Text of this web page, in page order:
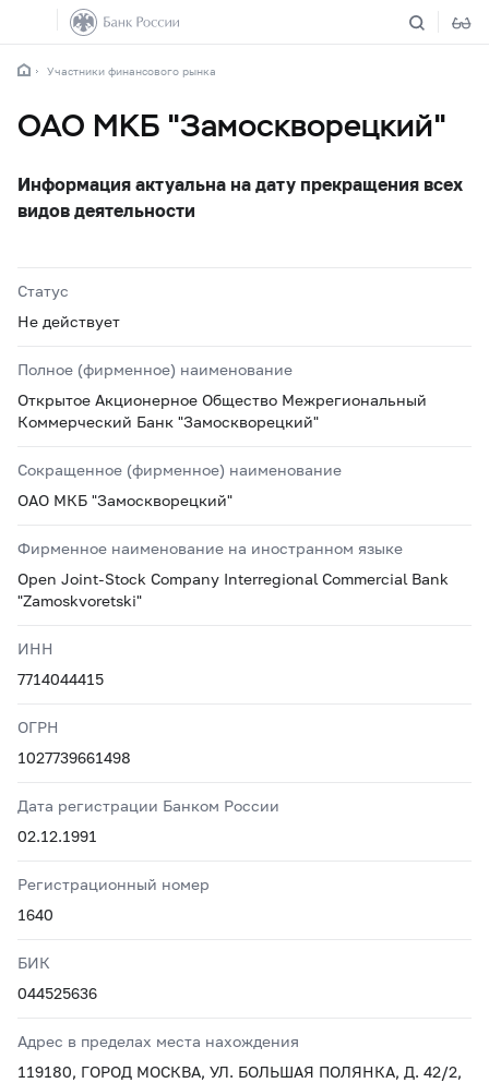
Участники финансового рынка
ОАО МКБ "Замоскворецкий"
Информация актуальна на дату прекращения всех
видов деятельности
Статус
Не действует
Полное (фирменное) наименование
Открытое Акционерное Общество Межрегиональный
Коммерческий Банк "Замоскворецкий"
Сокращенное (фирменное) наименование
ОАО МКБ "Замоскворецкий"
Фирменное наименование на иностранном языке
Open Joint-Stock Company Interregional Commercial Bank
"Zamoskvoretski"
ИНН
7714044415
ОГРН
1027739661498
Дата регистрации Банком России
02.12.1991
Регистрационный номер
1640
БИК
044525636
Адрес в пределах места нахождения
119180, ГОРОД МОСКВА, УЛ. БОЛЬШАЯ ПОЛЯНКА, Д. 42/2,